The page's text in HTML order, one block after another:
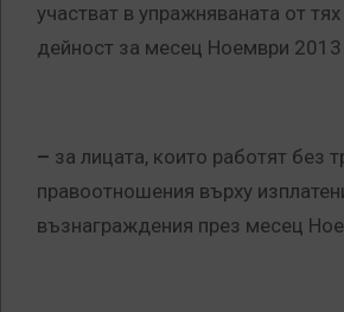
участват в упражняваната от
дейност за месец Ноември 2013
– за лицата, които работят без
правоотношения върху
възнаграждения през месец